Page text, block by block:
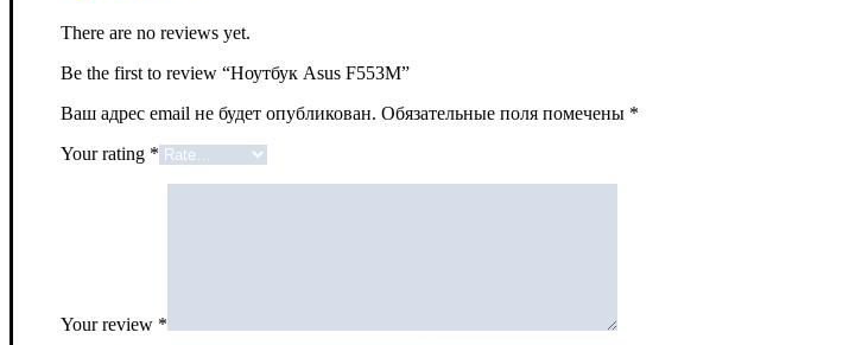
There are no reviews yet.
Be the first to review “Ноутбук Asus F553М”
Ваш адрес email не будет опубликован. Обязательные поля помечены *
Your rating *
Your review *